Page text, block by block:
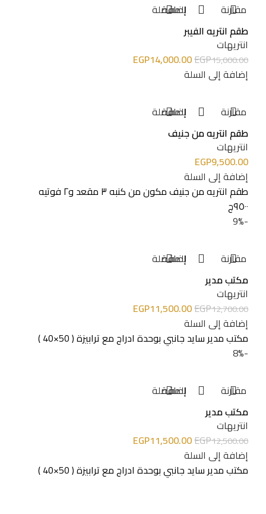
مقارنة
إضافة للمفضلة
طقم انتريه الفيبر
انتريهات
EGP15,000.00
EGP14,000.00
إضافة إلى السلة
مقارنة
إضافة للمفضلة
طقم انتريه من جنيف
انتريهات
EGP9,500.00
إضافة إلى السلة
طقم انتريه من جنيف مكون من كنبه ٣ مقعد و٢ فوتيه
٩٥٠٠ج
-9%
مقارنة
إضافة للمفضلة
مكتب مدير
انتريهات
EGP12,700.00
EGP11,500.00
إضافة إلى السلة
مكتب مدير سايد جانبي بوحدة ادراج مع ترابيزة ( 50×40 )
-8%
مقارنة
إضافة للمفضلة
مكتب مدير
انتريهات
EGP12,500.00
EGP11,500.00
إضافة إلى السلة
مكتب مدير سايد جانبي بوحدة ادراج مع ترابيزة ( 50×40 )